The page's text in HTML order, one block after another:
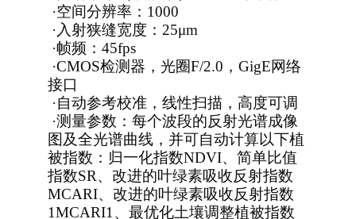
·空间分辨率：1000
· 入射狭缝宽度：25μm
·帧频：45fps
·CMOS检测器，光圈F/2.0，GigE网络
接口
·自动参考校准，线性扫描，高度可调
·测量参数：每个波段的反射光谱成像
图及全光谱曲线，并可自动计算以下植
被指数：归一化指数NDVI、简单比值
指数SR、改进的叶绿素吸收反射指数
MCARI、改进的叶绿素吸收反射指数
1MCARI1、最优化土壤调整植被指数